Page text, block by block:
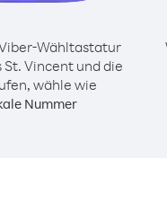
Wähltastatur
St. Vincent und die
wähle wie
Nummer